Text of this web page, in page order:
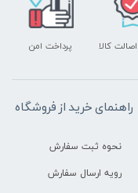
پرداخت امن کالا
راهنمای خرید از فروشگاه
نحوه ثبت سفارش
رویه ارسال سفارش